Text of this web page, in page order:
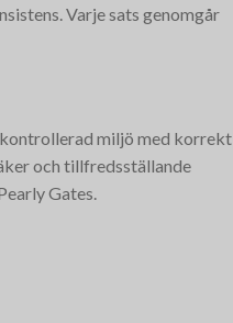
Varje sats genomgår
kontrollerad miljö med korrekt
och tillfredsställande
Gates.